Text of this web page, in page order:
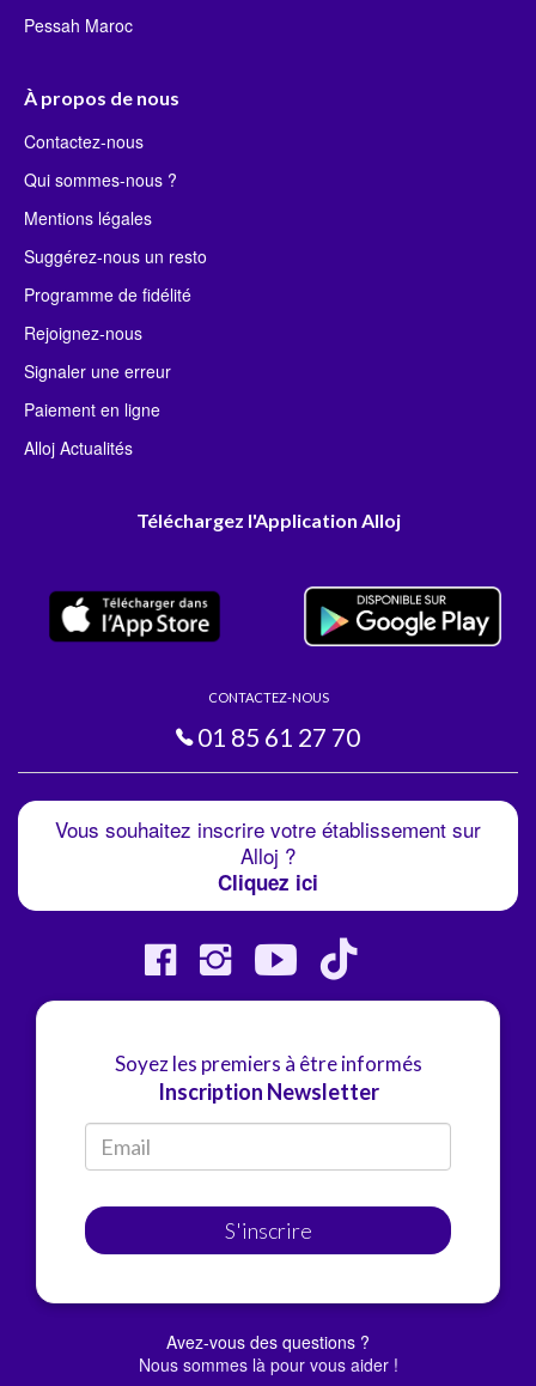
Pessah Maroc
À propos de nous
Contactez-nous
Qui sommes-nous ?
Mentions légales
Suggérez-nous un resto
Programme de fidélité
Rejoignez-nous
Signaler une erreur
Paiement en ligne
Alloj Actualités
Téléchargez l'Application Alloj
CONTACTEZ-NOUS
01 85 61 27 70
Vous souhaitez inscrire votre établissement sur
Alloj ?
Cliquez ici
Soyez les premiers à être informés
Inscription Newsletter
S'inscrire
Avez-vous des questions ?
Nous sommes là pour vous aider !